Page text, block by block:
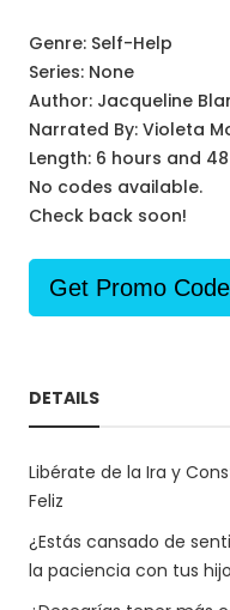
Genre: Self-Help
Series: None
Author: Jacqueline
Narrated By: Violeta
Length: 6 hours and
No codes available.
Check back soon!
Get Promo Code
DETAILS
Libérate de la Ira y
Feliz
¿Estás cansado de
la paciencia con tus